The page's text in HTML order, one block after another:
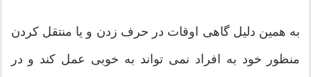
به همین دلیل گاهی اوقات در حرف زدن و یا منتقل کردن
منظور خود به افراد نمی تواند به خوبی عمل کند و در